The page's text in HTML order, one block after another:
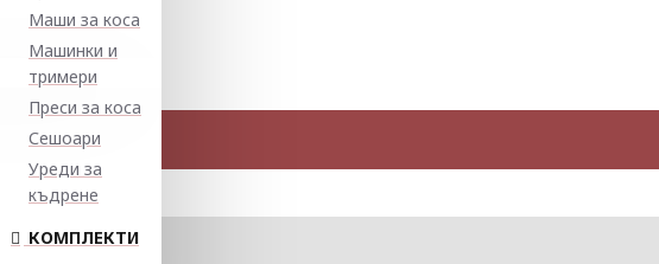
Маши за коса
Машинки и
тримери
Преси за коса
Сешоари
Уреди за
къдрене
КОМПЛЕКТИ